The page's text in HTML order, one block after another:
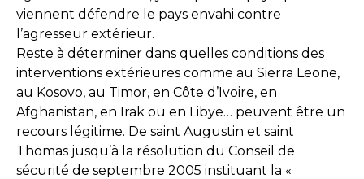
viennent défendre le pays envahi contre
l’agresseur extérieur.
Reste à déterminer dans quelles conditions des
interventions extérieures comme au Sierra Leone,
au Kosovo, au Timor, en Côte d’Ivoire, en
Afghanistan, en Irak ou en Libye… peuvent être un
recours légitime. De saint Augustin et saint
Thomas jusqu’à la résolution du Conseil de
sécurité de septembre 2005 instituant la «